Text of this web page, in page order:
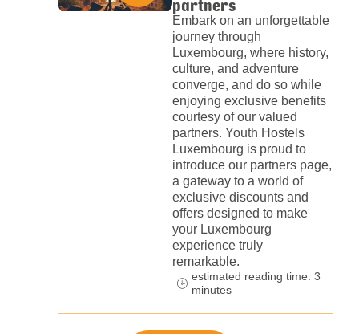
partners
Embark on an unforgettable
journey through
Luxembourg, where history,
culture, and adventure
converge, and do so while
enjoying exclusive benefits
courtesy of our valued
partners. Youth Hostels
Luxembourg is proud to
introduce our partners page,
a gateway to a world of
exclusive discounts and
offers designed to make
your Luxembourg
experience truly
remarkable.
estimated reading time: 3
minutes